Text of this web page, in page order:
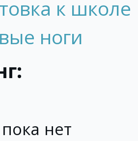
к школе
ноги
нет